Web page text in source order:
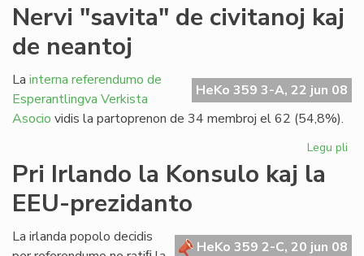
Nervi "savita" de civitanoj kaj
de neantoj
HeKo 359 3-A, 22 jun 08
La interna referendumo de
Esperantlingva Verkista
Asocio vidis la partoprenon de 34 membroj el 62 (54,8%).
Legu pli
kaj
Pri Irlando la Konsulo kaj la
EEU-prezidanto
HeKo 359 2-C, 20 jun 08
La irlanda popolo decidis